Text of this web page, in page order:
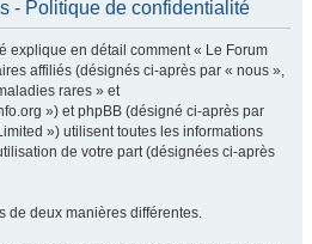
- Politique de confidentialité
explique en détail comment « Le Forum
affiliés (désignés ci-après par « nous »,
rares » et
») et phpBB (désigné ci-après par
») utilisent toutes les informations
de votre part (désignées ci-après
de deux manières différentes.